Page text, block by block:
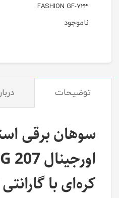
FASHION GF-723
ناموجود
توضیحات
کره‌ای با گارانتی MT سرویس